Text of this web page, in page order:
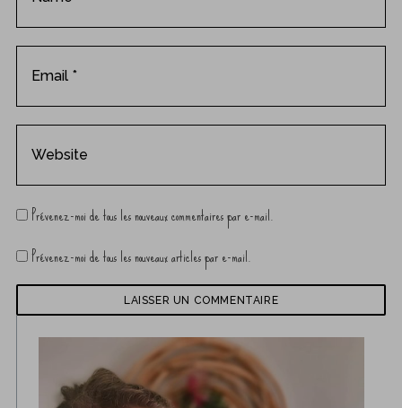
Prévenez-moi de tous les nouveaux commentaires par e-mail.
Prévenez-moi de tous les nouveaux articles par e-mail.